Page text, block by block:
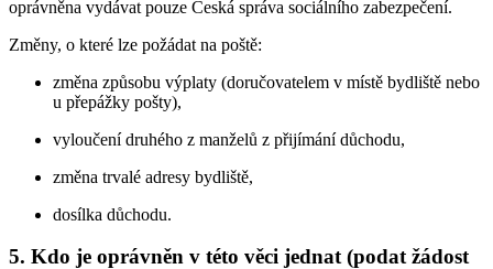
oprávněna vydávat pouze Česká správa sociálního zabezpečení.
Změny, o které lze požádat na poště:
změna způsobu výplaty (doručovatelem v místě bydliště nebo
u přepážky pošty),
vyloučení druhého z manželů z přijímání důchodu,
změna trvalé adresy bydliště,
dosílka důchodu.
5. Kdo je oprávněn v této věci jednat (podat žádost